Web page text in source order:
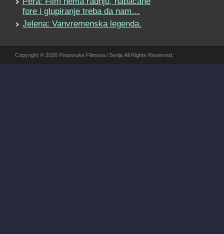
fore i glupiranje treba da nam…
Jelena: Vanvremenska legenda.
Copyright © 2026 Preporuke Filmova i Serija All Rights Reserved.